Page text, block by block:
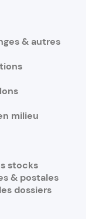
& autres
milieu
stocks
& postales
dossiers